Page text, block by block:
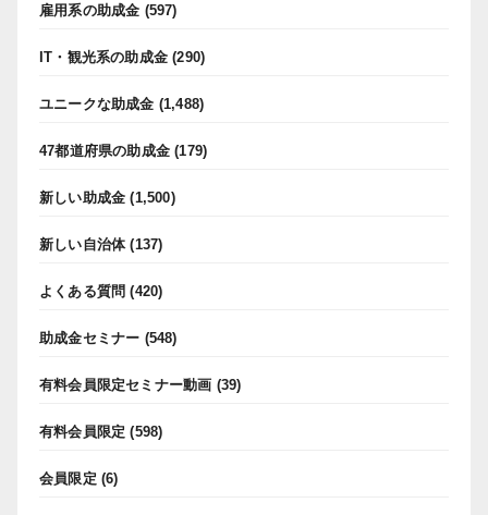
雇用系の助成金 (597)
IT・観光系の助成金 (290)
ユニークな助成金 (1,488)
47都道府県の助成金 (179)
新しい助成金 (1,500)
新しい自治体(137)
よくある質問 (420)
助成金セミナー (548)
有料会員限定セミナー動画 (39)
有料会員限定 (598)
会員限定 (6)